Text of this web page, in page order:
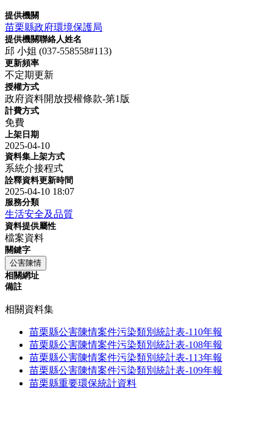
提供機關
苗栗縣政府環境保護局
提供機關聯絡人姓名
邱 小姐 (037-558558#113)
更新頻率
不定期更新
授權方式
政府資料開放授權條款-第1版
計費方式
免費
上架日期
2025-04-10
資料集上架方式
系統介接程式
詮釋資料更新時間
2025-04-10 18:07
服務分類
生活安全及品質
資料提供屬性
檔案資料
關鍵字
公害陳情
相關網址
備註
相關資料集
苗栗縣公害陳情案件污染類別統計表-110年報
苗栗縣公害陳情案件污染類別統計表-108年報
苗栗縣公害陳情案件污染類別統計表-113年報
苗栗縣公害陳情案件污染類別統計表-109年報
苗栗縣重要環保統計資料